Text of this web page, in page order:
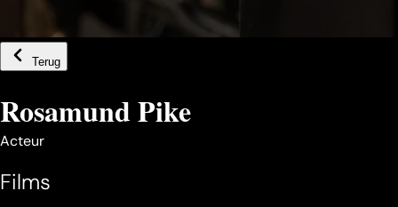
Terug
Rosamund Pike
Acteur
Films